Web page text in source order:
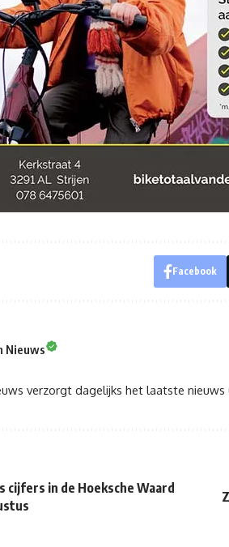
Facebook
Nieuws
verzorgt dagelijks het laatste nieuws
cijfers in de Hoeksche Waard